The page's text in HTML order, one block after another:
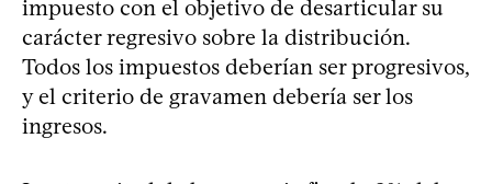
impuesto con el objetivo de desarticular su
carácter regresivo sobre la distribución.
Todos los impuestos deberían ser progresivos,
y el criterio de gravamen debería ser los
ingresos.